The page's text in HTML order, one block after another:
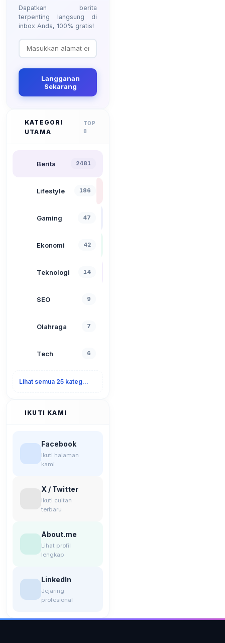
Dapatkan berita
terpenting langsung di
inbox Anda, 100% gratis!
Langganan
Sekarang
KATEGORI
UTAMA
TOP
8
Berita 2481
Lifestyle 186
Gaming 47
Ekonomi 42
Teknologi 14
SEO 9
Olahraga 7
Tech 6
Lihat semua 25 kategori
IKUTI KAMI
Facebook
Ikuti halaman
kami
X / Twitter
Ikuti cuitan
terbaru
About.me
Lihat profil
lengkap
LinkedIn
Jejaring
profesional